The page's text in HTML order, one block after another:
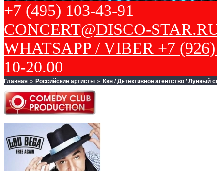
+7 (495) 103-43-91
CONCERT@DISCO-
WHATSAPP / VIBER +7
10-20.00
Главная » Российские артисты » Квн / Детективное агентство / Лунный